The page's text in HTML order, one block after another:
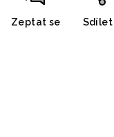
Zeptat se Sdílet